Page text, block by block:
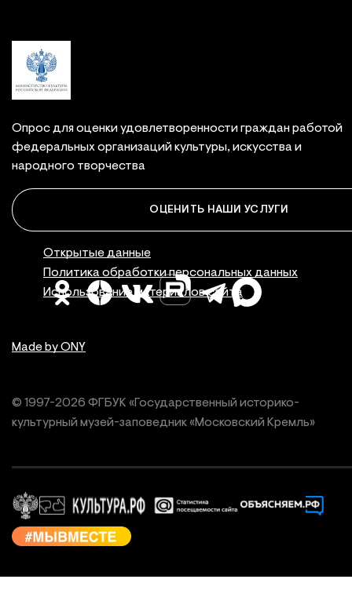
Опрос для оценки удовлетворенности граждан работой
федеральных организаций культуры, искусства и
народного творчества
ОЦЕНИТЬ НАШИ УСЛУГИ
Made by ONY
© 1997-2026 ФГБУК «Государственный историко-
культурный музей-заповедник «Московский Кремль»
Правовая
Открытые данные
Политика обработки персональных данных
Использование материалов сайта